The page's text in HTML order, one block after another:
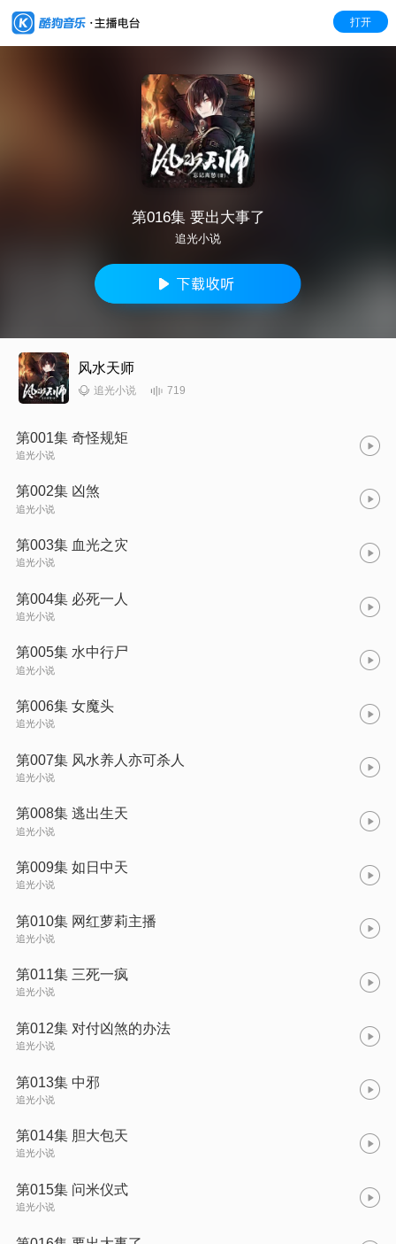
打开
第016集 要出大事了
追光小说
风水天师
追光小说 719
第001集 奇怪规矩
追光小说
第002集 凶煞
追光小说
第003集 血光之灾
追光小说
第004集 必死一人
追光小说
第005集 水中行尸
追光小说
第006集 女魔头
追光小说
第007集 风水养人亦可杀人
追光小说
第008集 逃出生天
追光小说
第009集 如日中天
追光小说
第010集 网红萝莉主播
追光小说
第011集 三死一疯
追光小说
第012集 对付凶煞的办法
追光小说
第013集 中邪
追光小说
第014集 胆大包天
追光小说
第015集 问米仪式
追光小说